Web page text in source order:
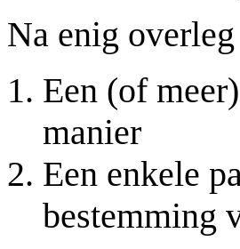
Na enig
Een (of
manier
Een enkele
bestemming